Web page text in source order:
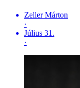
Zeller Márton
·
Július 31.
·